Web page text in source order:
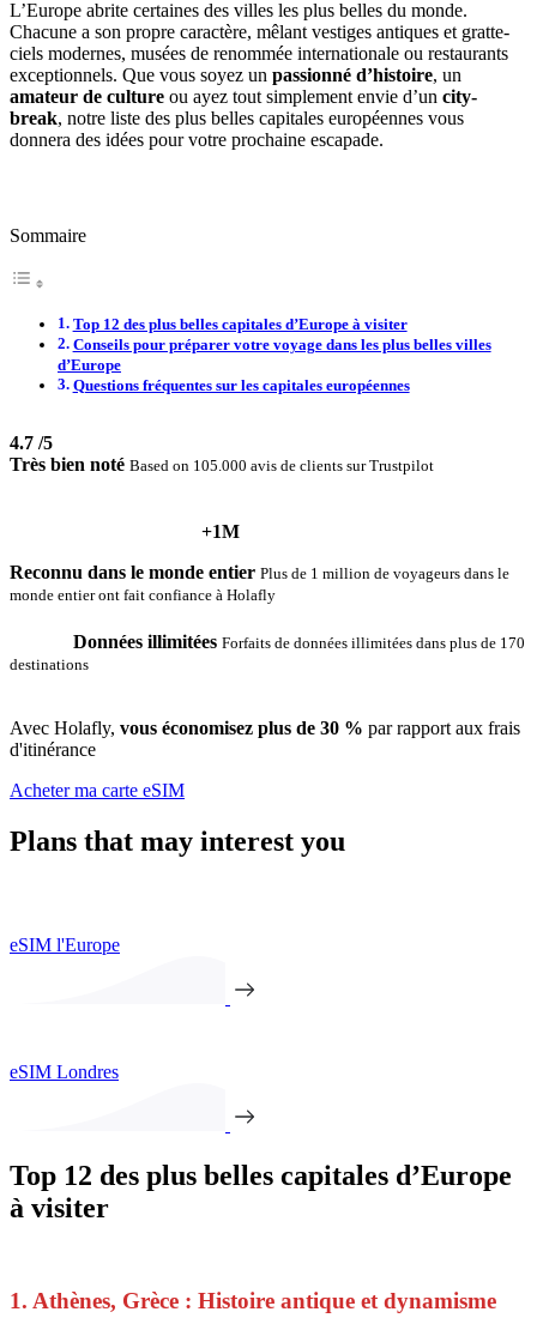
L’Europe abrite certaines des villes les plus belles du monde.
Chacune a son propre caractère, mêlant vestiges antiques et gratte-
ciels modernes, musées de renommée internationale ou restaurants
exceptionnels. Que vous soyez un passionné d’histoire, un
amateur de culture ou ayez tout simplement envie d’un city-
break, notre liste des plus belles capitales européennes vous
donnera des idées pour votre prochaine escapade.
Sommaire
Top 12 des plus belles capitales d’Europe à visiter
Conseils pour préparer votre voyage dans les plus belles villes
d’Europe
Questions fréquentes sur les capitales européennes
4.7 /5
Très bien noté Based on 105.000 avis de clients sur Trustpilot
+1M
Reconnu dans le monde entier Plus de 1 million de voyageurs dans le
monde entier ont fait confiance à Holafly
Données illimitées Forfaits de données illimitées dans plus de 170
destinations
Avec Holafly, vous économisez plus de 30 % par rapport aux frais
d'itinérance
Acheter ma carte eSIM
Plans that may interest you
eSIM l'Europe
eSIM Londres
Top 12 des plus belles capitales d’Europe
à visiter
1. Athènes, Grèce : Histoire antique et dynamisme